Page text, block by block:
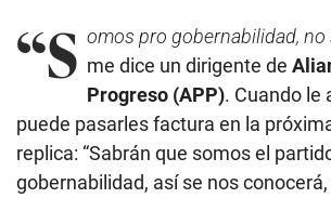
“S omos pro gobernabilidad,
me dice un dirigente de
Progreso (APP). Cuando le
puede pasarles factura en la
replica: “Sabrán que somos el
gobernabilidad, así se nos